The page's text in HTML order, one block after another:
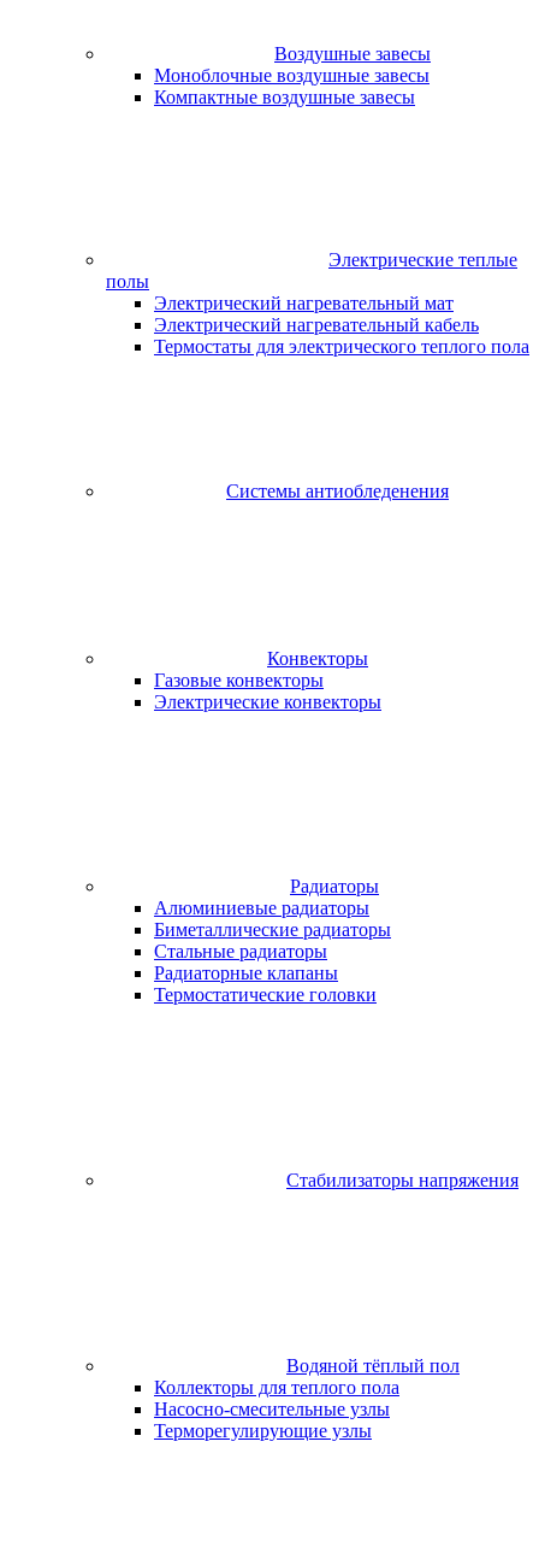
Воздушные завесы
Моноблочные воздушные завесы
Компактные воздушные завесы
Электрические теплые
полы
Электрический нагревательный мат
Электрический нагревательный кабель
Термостаты для электрического теплого пола
Системы антиобледенения
Конвекторы
Газовые конвекторы
Электрические конвекторы
Радиаторы
Алюминиевые радиаторы
Биметаллические радиаторы
Стальные радиаторы
Радиаторные клапаны
Термостатические головки
Стабилизаторы напряжения
Водяной тёплый пол
Коллекторы для теплого пола
Насосно-смесительные узлы
Терморегулирующие узлы